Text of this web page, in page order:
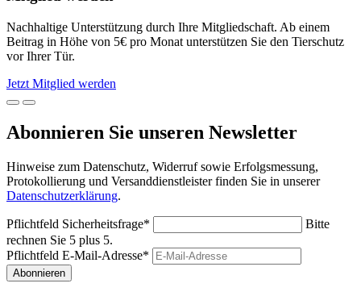
Nachhaltige Unterstützung durch Ihre Mitgliedschaft. Ab einem
Beitrag in Höhe von 5€ pro Monat unterstützen Sie den Tierschutz
vor Ihrer Tür.
Jetzt Mitglied werden
Abonnieren Sie unseren Newsletter
Hinweise zum Datenschutz, Widerruf sowie Erfolgsmessung,
Protokollierung und Versanddienstleister finden Sie in unserer
Datenschutzerklärung.
Pflichtfeld Sicherheitsfrage*
Bitte
rechnen Sie 5 plus 5.
Pflichtfeld E-Mail-Adresse*
Abonnieren